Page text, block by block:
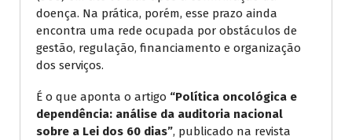
doença. Na prática, porém, esse prazo ainda
encontra uma rede ocupada por obstáculos de
gestão, regulação, financiamento e organização
dos serviços.
É o que aponta o artigo “Política oncológica e
dependência: análise da auditoria nacional
sobre a Lei dos 60 dias”, publicado na revista